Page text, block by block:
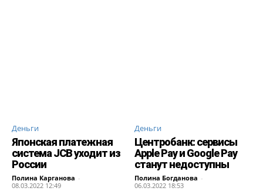
Деньги
Японская платежная
система JCB уходит из
России
Полина Карганова -
08.03.2022 12:49
Деньги
Центробанк: сервисы
Apple Pay и Google Pay
станут недоступны
Полина Богданова -
06.03.2022 18:53